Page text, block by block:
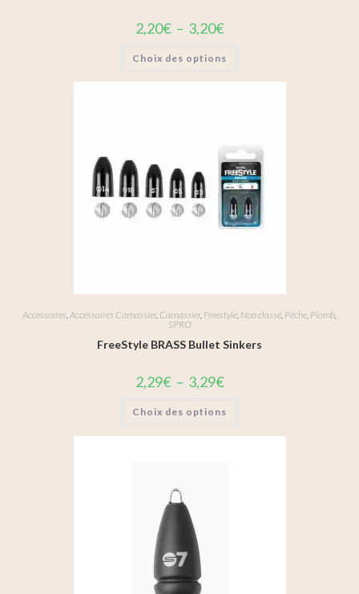
2,20€ – 3,20€
Choix des options
Accessoires,Accessoires Carnassier, Carnassier, Freestyle, Non classé, Pêche, Plomb,
SPRO
FreeStyle BRASS Bullet Sinkers
2,29€ – 3,29€
Choix des options